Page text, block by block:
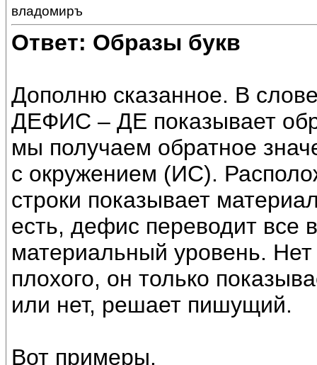
владомиръ
Ответ: Образы букв
Дополню сказанное. В
ДЕФИС – ДЕ показывает
мы получаем обратное
с окружением (ИС).
строки показывает
есть, дефис переводит все
материальный уровень.
плохого, он только
или нет, решает пишущий.
Вот примеры.